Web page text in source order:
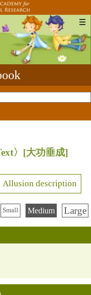
☰
〉 [大功垂成]
Allusion description
Small Medium Large